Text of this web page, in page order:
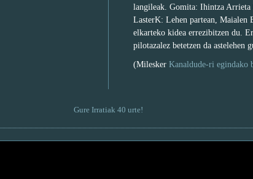
langileak. Gomita: Ihintza
LasterK: Lehen partean, Maialen
elkarteko kidea errezibitzen du.
pilotazalez betetzen da astelehen
(Milesker Kanaldude-ri egindako
Gure Irratiak 40 urte!